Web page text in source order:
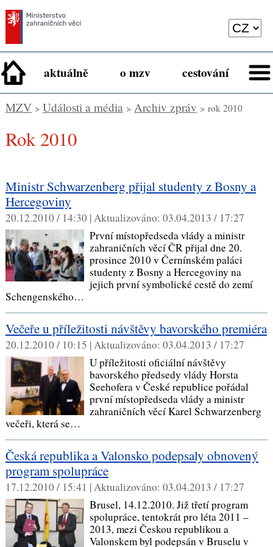
aktuálně o mzv cestování
MZV> Události a média> Archiv zpráv > rok 2010
Rok 2010
Ministr Schwarzenberg přijal studenty z Bosny a
Hercegoviny
20.12.2010 / 14:30 |Aktualizováno: 03.04.2013 / 17:27
První místopředseda vlády a ministr
zahraničních věcí ČR přijal dne 20.
prosince 2010 v Černínském paláci
studenty z Bosny a Hercegoviny na
jejich první symbolické cestě do zemí
Schengenského…
Večeře u příležitosti návštěvy bavorského premiéra
20.12.2010 / 10:15 |Aktualizováno: 03.04.2013 / 17:27
U příležitosti oficiální návštěvy
bavorského předsedy vlády Horsta
Seehofera v České republice pořádal
první místopředseda vlády a ministr
zahraničních věcí Karel Schwarzenberg
večeři, která se…
Česká republika a Valonsko podepsaly obnovený
program spolupráce
17.12.2010 / 15:41 |Aktualizováno: 03.04.2013 / 17:27
Brusel, 14.12.2010. Již třetí program
spolupráce, tentokrát pro léta 2011 –
2013, mezi Českou republikou a
Valonskem byl podepsán v Bruselu v